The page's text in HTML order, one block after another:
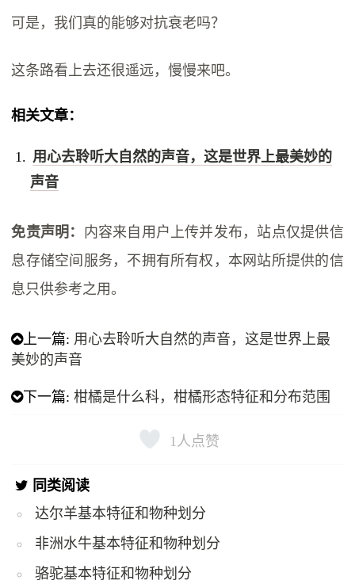
可是，我们真的能够对抗衰老吗？
这条路看上去还很遥远，慢慢来吧。
相关文章：
用心去聆听大自然的声音，这是世界上最美妙的
声音
免责声明： 内容来自用户上传并发布，站点仅提供信
息存储空间服务，不拥有所有权，本网站所提供的信
息只供参考之用。
上一篇: 用心去聆听大自然的声音，这是世界上最
美妙的声音
下一篇:柑橘是什么科，柑橘形态特征和分布范围
1 人点赞
同类阅读
达尔羊基本特征和物种划分
非洲水牛基本特征和物种划分
骆驼基本特征和物种划分